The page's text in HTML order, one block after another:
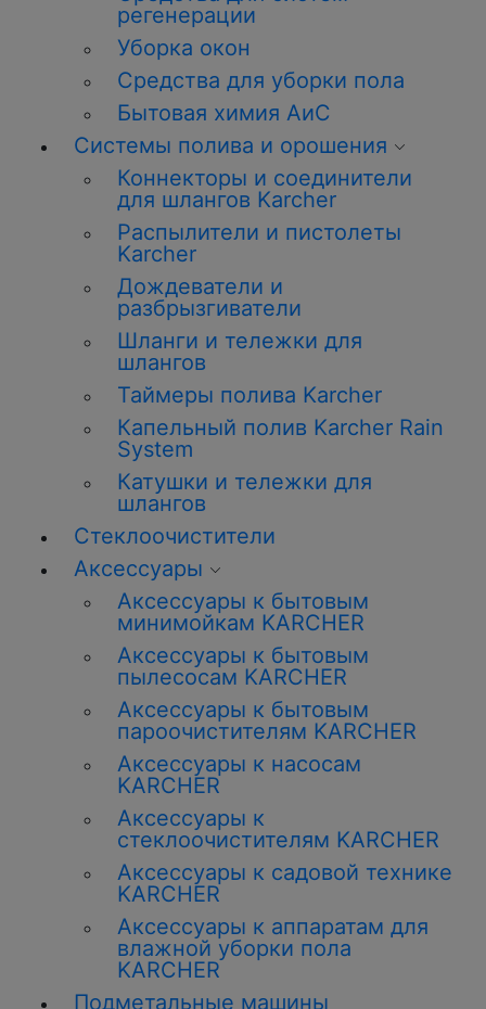
регенерации
Уборка окон
Средства для уборки пола
Бытовая химия АиС
Системы полива и орошения
Коннекторы и соединители
для шлангов Karcher
Распылители и пистолеты
Karcher
Дождеватели и
разбрызгиватели
Шланги и тележки для
шлангов
Таймеры полива Karcher
Капельный полив Karcher Rain
System
Катушки и тележки для
шлангов
Стеклоочистители
Аксессуары
Аксессуары к бытовым
минимойкам KARCHER
Аксессуары к бытовым
пылесосам KARCHER
Аксессуары к бытовым
пароочистителям KARCHER
Аксессуары к насосам
KARCHER
Аксессуары к
стеклоочистителям KARCHER
Аксессуары к садовой технике
KARCHER
Аксессуары к аппаратам для
влажной уборки пола
KARCHER
Подметальные машины